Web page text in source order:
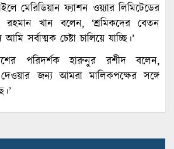
মেরিডিয়ান ফ্যাশন ওয়্যার লিমিটেডের
রহমান খান বলেন, ‘শ্রমিকদের বেতন
সর্বাত্মক চেষ্টা চালিয়ে যাচ্ছি।’
পরিদর্শক হারুনুর রশীদ বলেন,
জন্য আমরা মালিকপক্ষের সঙ্গে